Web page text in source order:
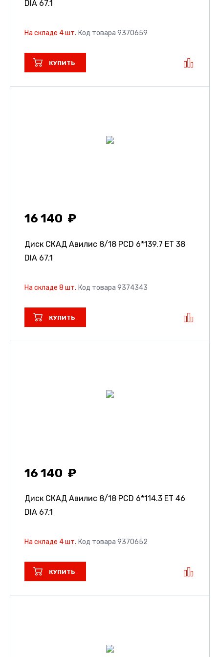
DIA 67.1
На складе 4 шт. Код товара 9370659
КУПИТЬ
16 140
Диск СКАД Авилис 8/18 PCD 6*139.7 ET 38
DIA 67.1
На складе 8 шт. Код товара 9374343
КУПИТЬ
16 140
Диск СКАД Авилис 8/18 PCD 6*114.3 ET 46
DIA 67.1
На складе 4 шт. Код товара 9370652
КУПИТЬ